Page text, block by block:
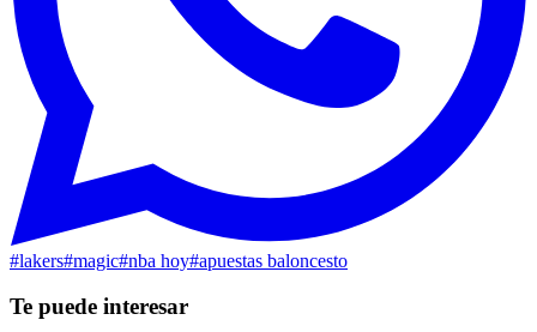
#lakers#magic#nba hoy#apuestas baloncesto
Te puede interesar